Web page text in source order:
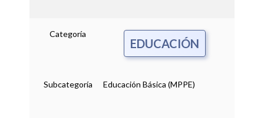
Categoría
EDUCACIÓN
Subcategoría Educación Básica (MPPE)